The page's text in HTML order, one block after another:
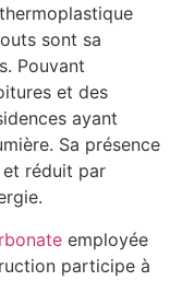
sont sa
Pouvant
et des
ayant
Sa présence
et réduit par
employée
participe à